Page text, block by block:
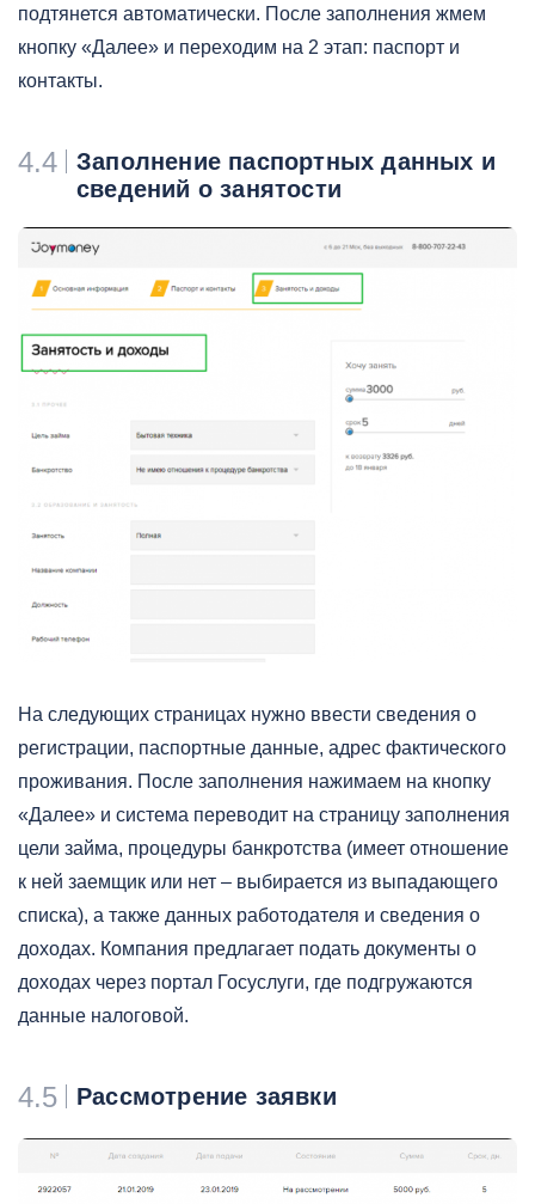
подтянется автоматически. После заполнения жмем
кнопку «Далее» и переходим на 2 этап: паспорт и
контакты.
4.4
Заполнение паспортных данных и
сведений о занятости
На следующих страницах нужно ввести сведения о
регистрации, паспортные данные, адрес фактического
проживания. После заполнения нажимаем на кнопку
«Далее» и система переводит на страницу заполнения
цели займа, процедуры банкротства (имеет отношение
к ней заемщик или нет – выбирается из выпадающего
списка), а также данных работодателя и сведения о
доходах. Компания предлагает подать документы о
доходах через портал Госуслуги, где подгружаются
данные налоговой.
4.5 Рассмотрение заявки